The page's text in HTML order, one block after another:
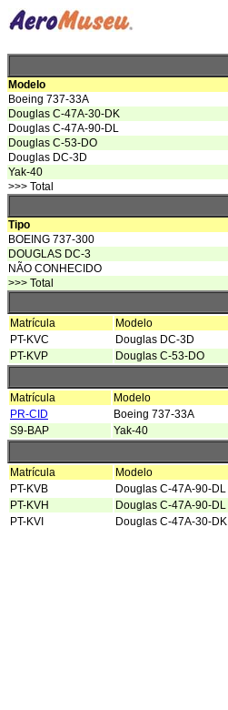
Modelo
Boeing 737-33A
Douglas C-47A-30-DK
Douglas C-47A-90-DL
Douglas C-53-DO
Douglas DC-3D
Yak-40
>>> Total
Tipo
BOEING 737-300
DOUGLAS DC-3
NÃO CONHECIDO
>>> Total
Matrícula Modelo
PT-KVC
Douglas DC-3D
PT-KVP
Douglas C-53-DO
Matrícula Modelo
PR-CID
Boeing 737-33A
S9-BAP
Yak-40
Matrícula Modelo
PT-KVB
Douglas C-47A-90-DL
PT-KVH
Douglas C-47A-90-DL
PT-KVI
Douglas C-47A-30-DK